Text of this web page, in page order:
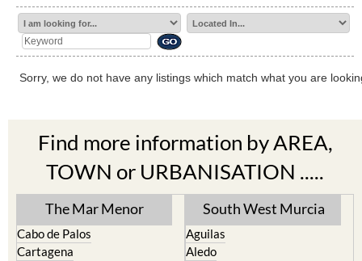
Sorry, we do not have any listings which match what you are
Find more information by AREA,
TOWN or URBANISATION .....
The Mar Menor
Cabo de Palos
Cartagena
South West Murcia
Aguilas
Aledo